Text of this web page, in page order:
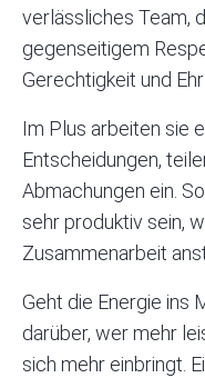
verlässliches Team,
gegenseitigem
Gerechtigkeit und
Im Plus arbeiten sie
Entscheidungen,
Abmachungen ein.
sehr produktiv sein,
Zusammenarbeit
Geht die Energie ins
darüber, wer mehr
sich mehr einbringt.